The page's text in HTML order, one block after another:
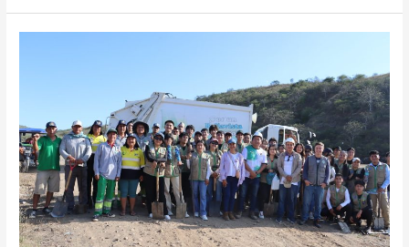
Prevención
y
el
Cuidado:
Mitigación
de
Riesgos